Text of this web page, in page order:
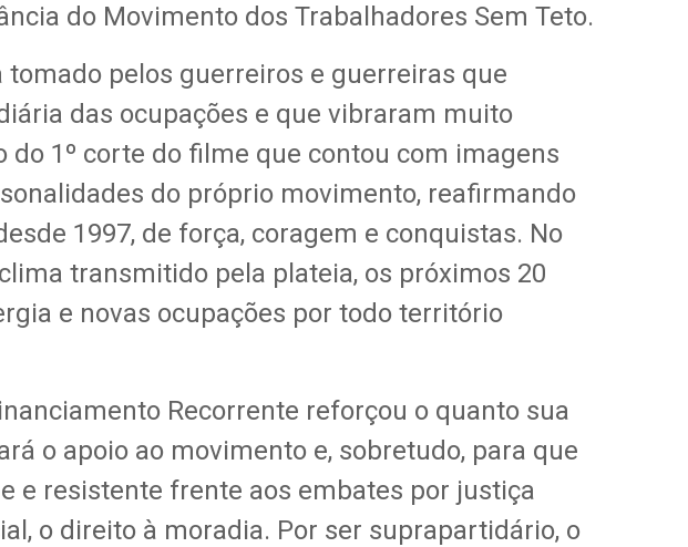
do Movimento dos Trabalhadores Sem Teto.
tomado pelos guerreiros e guerreiras que
das ocupações e que vibraram muito
do 1º corte do filme que contou com imagens
do próprio movimento, reafirmando
1997, de força, coragem e conquistas. No
transmitido pela plateia, os próximos 20
e novas ocupações por todo território
Recorrente reforçou o quanto sua
o apoio ao movimento e, sobretudo, para que
e resistente frente aos embates por justiça
o direito à moradia. Por ser suprapartidário, o